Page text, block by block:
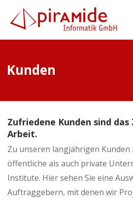
Kunden
Zufriedene Kunden sind das
Arbeit.
Zu unseren langjährigen Kunden
öffentliche als auch private
Institute. Hier sehen Sie eine
Auftraggebern, mit denen wir